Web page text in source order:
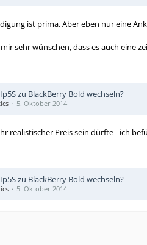
ist prima. Aber eben nur eine
sehr wünschen, dass es auch eine
zu BlackBerry Bold wechseln?
5. Oktober 2014
realistischer Preis sein dürfte - ich
zu BlackBerry Bold wechseln?
5. Oktober 2014